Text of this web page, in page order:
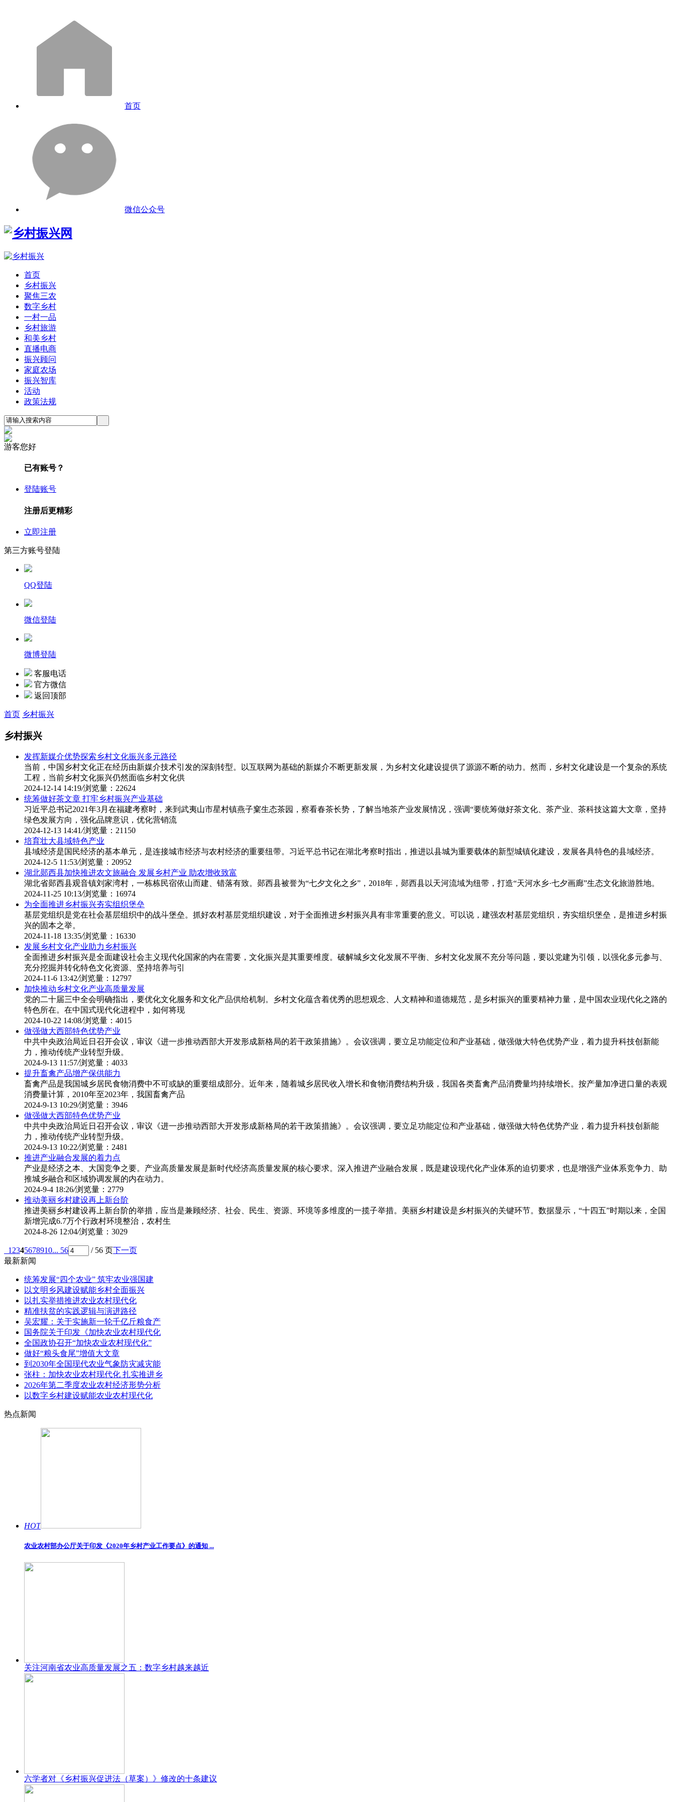
首页
微信公众号
首页
乡村振兴
聚焦三农
数字乡村
一村一品
乡村旅游
和美乡村
直播电商
振兴顾问
家庭农场
振兴智库
活动
政策法规
游客您好
已有账号？
登陆账号
注册后更精彩
立即注册
第三方账号登陆
QQ登陆
微信登陆
微博登陆
客服电话
官方微信
返回顶部
首页 乡村振兴
乡村振兴
发挥新媒介优势探索乡村文化振兴多元路径
当前，中国乡村文化正在经历由新媒介技术引发的深刻转型。以互联网为基础的新媒介不断更新发展，为乡村文化建设提供了源源不断的动力。然而，乡村文化建设是一个复杂的系统
工程，当前乡村文化振兴仍然面临乡村文化供
2024-12-14 14:19/浏览量：22624
统筹做好茶文章 打牢乡村振兴产业基础
习近平总书记2021年3月在福建考察时，来到武夷山市星村镇燕子窠生态茶园，察看春茶长势，了解当地茶产业发展情况，强调“要统筹做好茶文化、茶产业、茶科技这篇大文章，坚持
绿色发展方向，强化品牌意识，优化营销流
2024-12-13 14:41/浏览量：21150
培育壮大县域特色产业
县域经济是国民经济的基本单元，是连接城市经济与农村经济的重要纽带。习近平总书记在湖北考察时指出，推进以县城为重要载体的新型城镇化建设，发展各具特色的县域经济。
2024-12-5 11:53/浏览量：20952
湖北郧西县加快推进农文旅融合 发展乡村产业 助农增收致富
湖北省郧西县观音镇刘家湾村，一栋栋民宿依山而建、错落有致。郧西县被誉为“七夕文化之乡”，2018年，郧西县以天河流域为纽带，打造“天河水乡·七夕画廊”生态文化旅游胜地。
2024-11-25 10:13/浏览量：16974
为全面推进乡村振兴夯实组织堡垒
基层党组织是党在社会基层组织中的战斗堡垒。抓好农村基层党组织建设，对于全面推进乡村振兴具有非常重要的意义。可以说，建强农村基层党组织，夯实组织堡垒，是推进乡村振
兴的固本之举。
2024-11-18 13:35/浏览量：16330
发展乡村文化产业助力乡村振兴
全面推进乡村振兴是全面建设社会主义现代化国家的内在需要，文化振兴是其重要维度。破解城乡文化发展不平衡、乡村文化发展不充分等问题，要以党建为引领，以强化多元参与、
充分挖掘并转化特色文化资源、坚持培养与引
2024-11-6 13:42/浏览量：12797
加快推动乡村文化产业高质量发展
党的二十届三中全会明确指出，要优化文化服务和文化产品供给机制。乡村文化蕴含着优秀的思想观念、人文精神和道德规范，是乡村振兴的重要精神力量，是中国农业现代化之路的
特色所在。在中国式现代化进程中，如何将现
2024-10-22 14:08/浏览量：4015
做强做大西部特色优势产业
中共中央政治局近日召开会议，审议《进一步推动西部大开发形成新格局的若干政策措施》。会议强调，要立足功能定位和产业基础，做强做大特色优势产业，着力提升科技创新能
力，推动传统产业转型升级。
2024-9-13 11:57/浏览量：4033
提升畜禽产品增产保供能力
畜禽产品是我国城乡居民食物消费中不可或缺的重要组成部分。近年来，随着城乡居民收入增长和食物消费结构升级，我国各类畜禽产品消费量均持续增长。按产量加净进口量的表观
消费量计算，2010年至2023年，我国畜禽产品
2024-9-13 10:29/浏览量：3946
做强做大西部特色优势产业
中共中央政治局近日召开会议，审议《进一步推动西部大开发形成新格局的若干政策措施》。会议强调，要立足功能定位和产业基础，做强做大特色优势产业，着力提升科技创新能
力，推动传统产业转型升级。
2024-9-13 10:22/浏览量：2481
推进产业融合发展的着力点
产业是经济之本、大国竞争之要。产业高质量发展是新时代经济高质量发展的核心要求。深入推进产业融合发展，既是建设现代化产业体系的迫切要求，也是增强产业体系竞争力、助
推城乡融合和区域协调发展的内在动力。
2024-9-4 18:26/浏览量：2779
推动美丽乡村建设再上新台阶
推进美丽乡村建设再上新台阶的举措，应当是兼顾经济、社会、民生、资源、环境等多维度的一揽子举措。美丽乡村建设是乡村振兴的关键环节。数据显示，“十四五”时期以来，全国
新增完成6.7万个行政村环境整治，农村生
2024-8-26 12:04/浏览量：3029
1 2345678910... 56 / 56 页下一页
最新新闻
统筹发展“四个农业” 筑牢农业强国建
以文明乡风建设赋能乡村全面振兴
以扎实举措推进农业农村现代化
精准扶贫的实践逻辑与演进路径
吴宏耀：关于实施新一轮千亿斤粮食产
国务院关于印发《加快农业农村现代化
全国政协召开“加快农业农村现代化”
做好“粮头食尾”增值大文章
到2030年全国现代农业气象防灾减灾能
张柱：加快农业农村现代化 扎实推进乡
2026年第二季度农业农村经济形势分析
以数字乡村建设赋能农业农村现代化
热点新闻
HOT
农业农村部办公厅关于印发《2020年乡村产业工作要点》的通知 ...
关注河南省农业高质量发展之五：数字乡村越来越近
六学者对《乡村振兴促进法（草案）》修改的十条建议